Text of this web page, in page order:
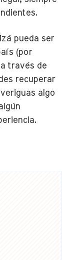
pueda ser
(por
través de
recuperar
algo